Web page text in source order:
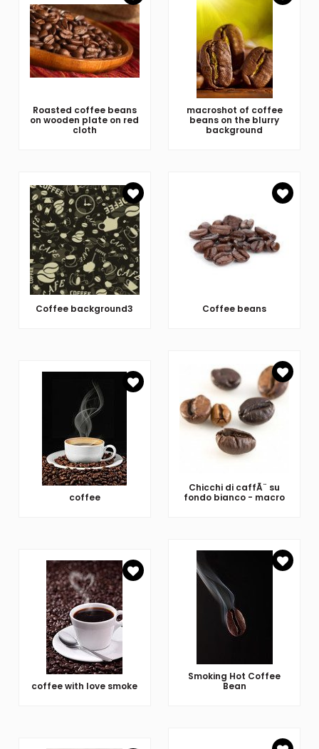
Roasted coffee beans
on wooden plate on red
cloth
macroshot of coffee
beans on the blurry
background
Coffee background3 Coffee beans
coffee
Chicchi di caffÃ¨ su
fondo bianco - macro
coffee with love smoke
Smoking Hot Coffee
Bean